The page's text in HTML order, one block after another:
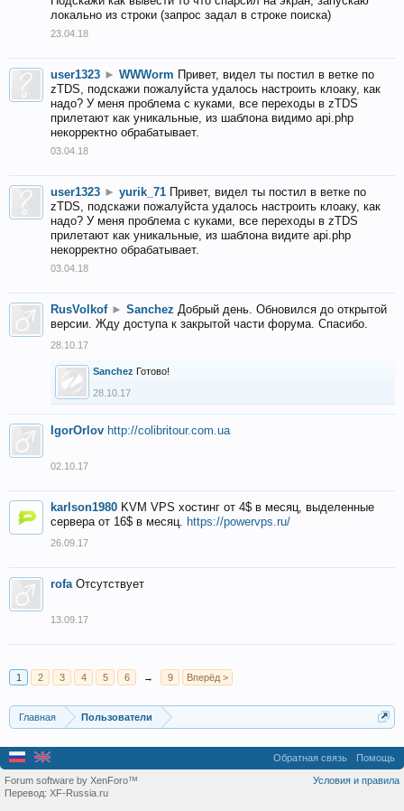
локально из строки (запрос задал в строке поиска)
23.04.18
user1323 ► WWWorm Привет, видел ты постил в ветке по
zTDS, подскажи пожалуйста удалось настроить клоаку, как
надо? У меня проблема с куками, все переходы в zTDS
прилетают как уникальные, из шаблона видимо api.php
некорректно обрабатывает.
03.04.18
user1323 ► yurik_71 Привет, видел ты постил в ветке по
zTDS, подскажи пожалуйста удалось настроить клоаку, как
надо? У меня проблема с куками, все переходы в zTDS
прилетают как уникальные, из шаблона видите api.php
некорректно обрабатывает.
03.04.18
RusVolkof ► Sanchez Добрый день. Обновился до открытой
версии. Жду доступа к закрытой части форума. Спасибо.
28.10.17
Sanchez Готово!
28.10.17
IgorOrlov http://colibritour.com.ua
02.10.17
karlson1980 KVM VPS хостинг от 4$ в месяц, выделенные
сервера от 16$ в месяц. https://powervps.ru/
26.09.17
rofa Отсутствует
13.09.17
1 2 3 4 5 6 → 9 Вперёд >
Главная Пользователи
Обратная связь Помощь
Условия и правила
Forum software by XenForo™
Перевод: XF-Russia.ru